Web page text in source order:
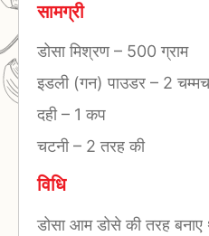
सामग्री
डोसा मिश्रण – 500 ग्राम
इडली (गन) पाउडर – 2 चम्मच
दही– 1 कप
चटनी– 2 तरह की
विधि
डोसा आम डोसे की तरह बनाए